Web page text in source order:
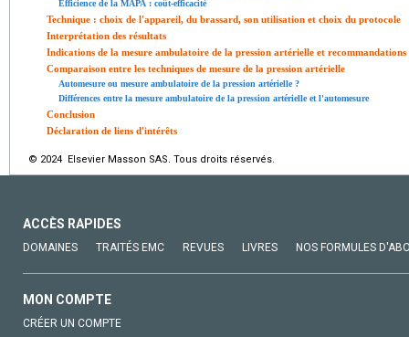
Efficience de la MAPA : coût-efficacité
Technique : choix de l'appareil, du brassard, son utilisation et choix du protocole
Interprétation des résultats
Indications de la mesure ambulatoire de la pression artérielle et recommandations
Comparaison entre les techniques de mesure de la pression artérielle
Automesure ou mesure ambulatoire de la pression artérielle ?
Différences entre la mesure ambulatoire de la pression artérielle et l'automesure
Conclusion
Déclaration de liens d'intérêts
© 2024 Elsevier Masson SAS. Tous droits réservés.
ACCÈS RAPIDES
DOMAINES TRAITÉS EMC REVUES LIVRES NOS FORMULES
MON COMPTE
CRÉER UN COMPTE